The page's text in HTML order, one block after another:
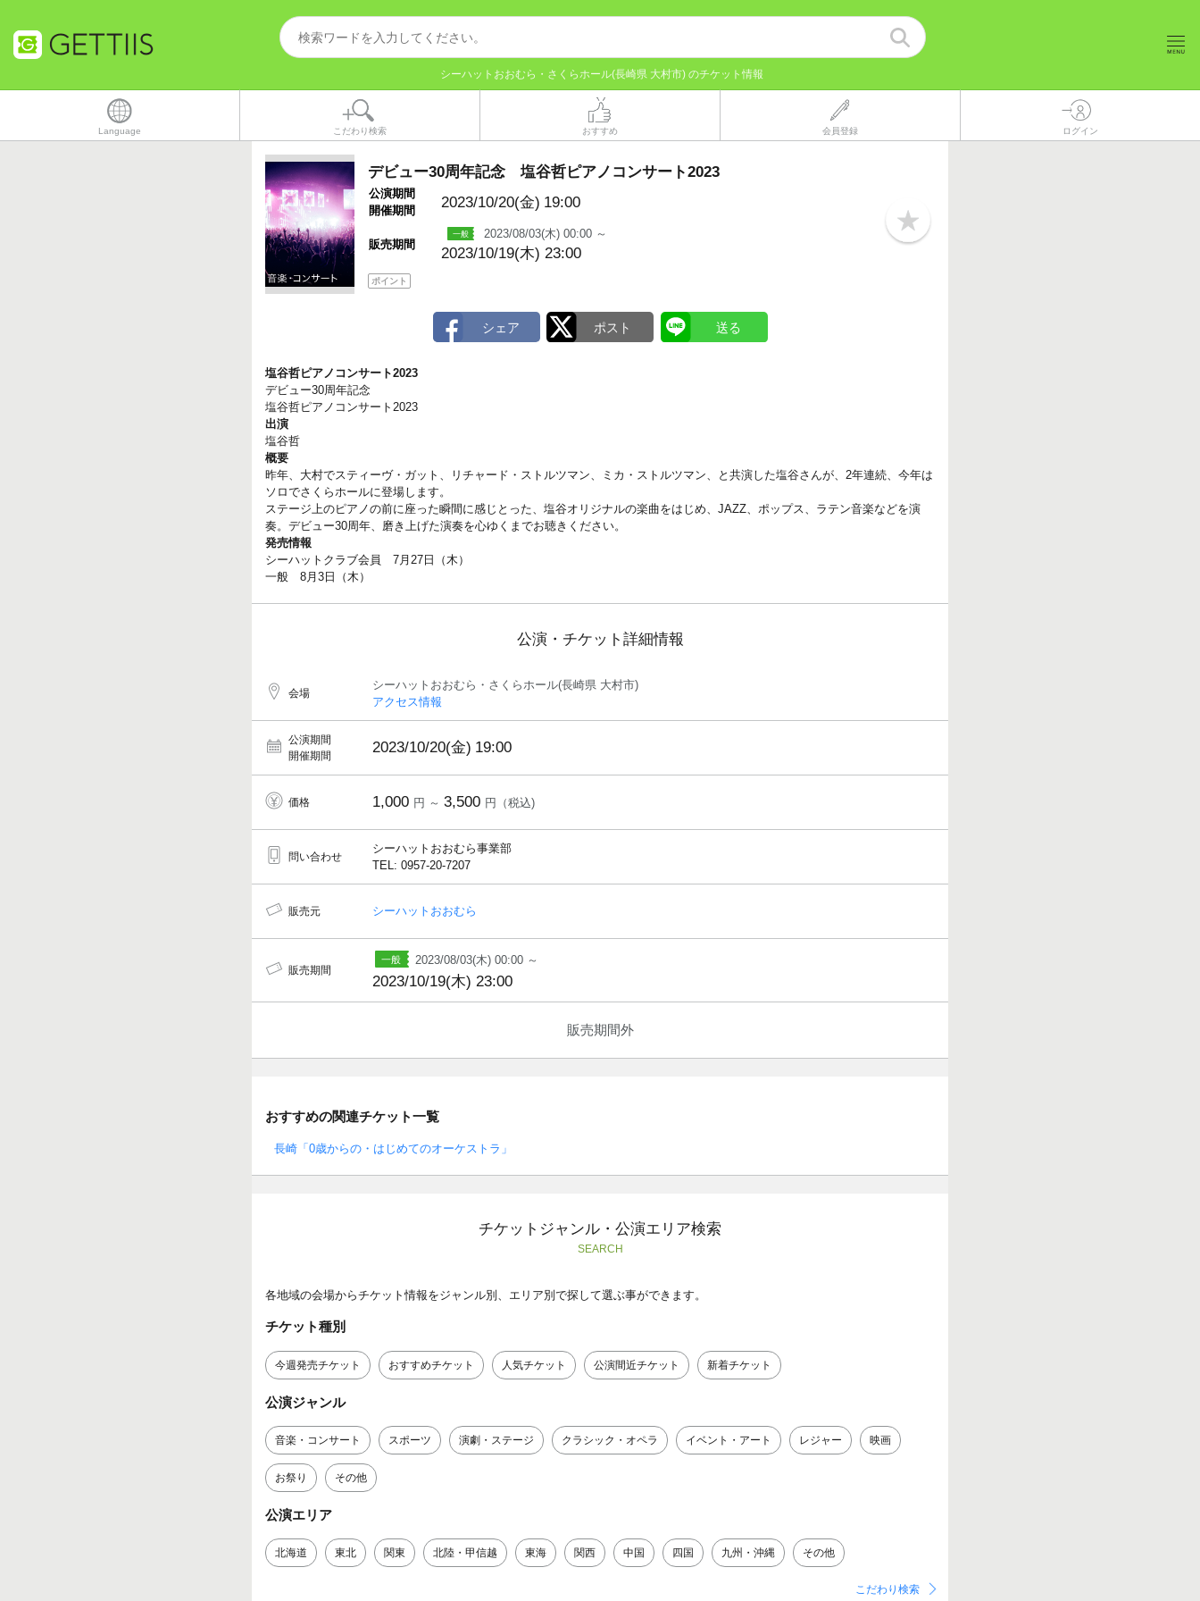
シーハットおおむら・さくらホール(長崎県 大村市) のチケット情報
Language こだわり検索 おすすめ 会員登録 ログイン
デビュー30周年記念 塩谷哲ピアノコンサート2023
公演期間
開催期間
2023/10/20(金) 19:00
販売期間
2023/08/03(木) 00:00 ～
2023/10/19(木) 23:00
ポイント
b
o
塩谷哲ピアノコンサート2023
デビュー30周年記念
塩谷哲ピアノコンサート2023
出演
塩谷哲
概要
昨年、大村でスティーヴ・ガット、リチャード・ストルツマン、ミカ・ストルツマン、と共演した塩谷さんが、2年連続、今年は
ソロでさくらホールに登場します。
ステージ上のピアノの前に座った瞬間に感じとった、塩谷オリジナルの楽曲をはじめ、JAZZ、ポップス、ラテン音楽などを演
奏。デビュー30周年、磨き上げた演奏を心ゆくまでお聴きください。
発売情報
シーハットクラブ会員 7月27日（木）
一般 8月3日（木）
公演・チケット詳細情報
会場
シーハットおおむら・さくらホール(長崎県 大村市)
アクセス情報
公演期間
開催期間
2023/10/20(金) 19:00
価格 1,000 円 ～ 3,500 円（税込)
問い合わせ
シーハットおおむら事業部
TEL: 0957-20-7207
販売元 シーハットおおむら
販売期間
2023/08/03(木) 00:00 ～
2023/10/19(木) 23:00
販売期間外
おすすめの関連チケット一覧
長崎「0歳からの・はじめてのオーケストラ」
チケットジャンル・公演エリア検索
SEARCH
各地域の会場からチケット情報をジャンル別、エリア別で探して選ぶ事ができます。
チケット種別
今週発売チケット おすすめチケット 人気チケット 公演間近チケット 新着チケット
公演ジャンル
音楽・コンサート スポーツ 演劇・ステージ クラシック・オペラ イベント・アート レジャー 映画
お祭り その他
公演エリア
北海道 東北 関東 北陸・甲信越 東海 関西 中国 四国 九州・沖縄 その他
こだわり検索